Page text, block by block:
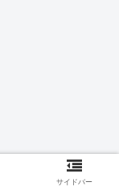
サイドバー